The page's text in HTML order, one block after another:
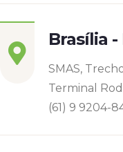
Brasília -
SMAS,
Terminal
(61) 9 9204-